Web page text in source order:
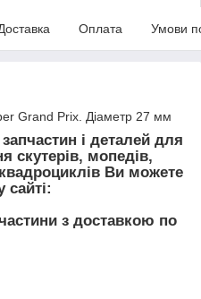
Оплата Умови
Grand Prix. Діаметр 27 мм
і деталей для
скутерів, мопедів,
Ви можете
з доставкою по